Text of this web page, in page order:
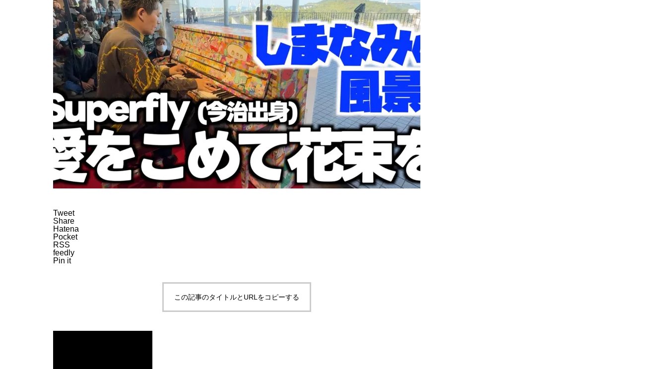
Tweet
Share
Hatena
Pocket
RSS
feedly
Pin it
この記事のタイトルとURLをコピーする